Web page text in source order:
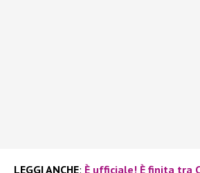
LEGGI ANCHE: È ufficiale! È finita tra